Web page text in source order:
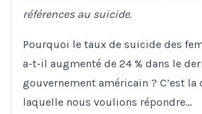
références au suicide.
Pourquoi le taux de suicide des
a-t-il augmenté de 24 % dans le
gouvernement américain ? C’est la
laquelle nous voulions répondre…